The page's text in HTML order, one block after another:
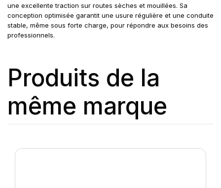
une excellente traction sur routes sèches et mouillées. Sa
conception optimisée garantit une usure régulière et une conduite
stable, même sous forte charge, pour répondre aux besoins des
professionnels.
Produits de la
même marque